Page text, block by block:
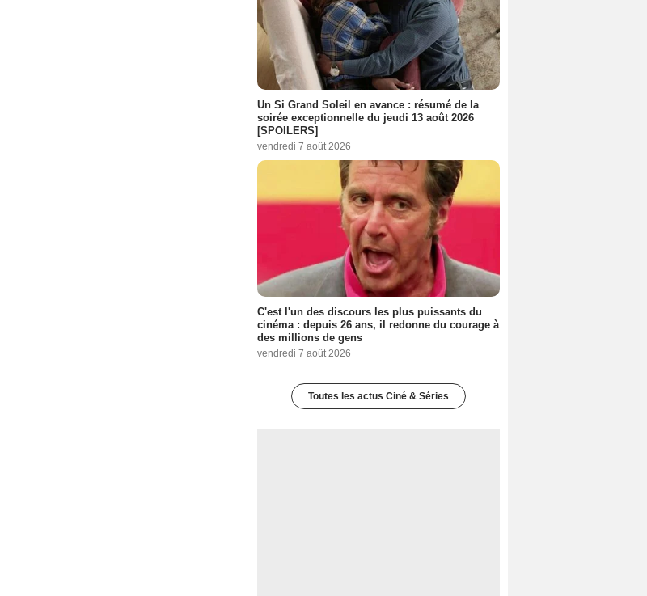
Un Si Grand Soleil en avance : résumé de la
soirée exceptionnelle du jeudi 13 août 2026
[SPOILERS]
vendredi 7 août 2026
C'est l'un des discours les plus puissants du
cinéma : depuis 26 ans, il redonne du courage à
des millions de gens
vendredi 7 août 2026
Toutes les actus Ciné & Séries